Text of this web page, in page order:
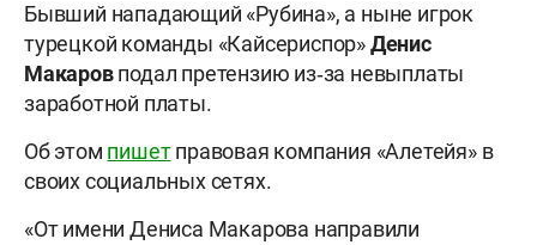
Бывший нападающий «Рубина», а ныне игрок
турецкой команды «Кайсериспор»Денис
Макаровподал претензию из‑за невыплаты
заработной платы.
Об этом пишетправовая компания «Алетейя» в
своих социальных сетях.
«От имени Дениса Макарова направили